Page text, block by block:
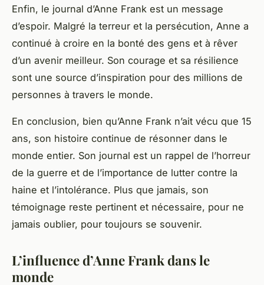
Enfin, le journal d’Anne Frank est un message
d’espoir. Malgré la terreur et la persécution, Anne a
continué à croire en la bonté des gens et à rêver
d’un avenir meilleur. Son courage et sa résilience
sont une source d’inspiration pour des millions de
personnes à travers le monde.
En conclusion, bien qu’Anne Frank n’ait vécu que 15
ans, son histoire continue de résonner dans le
monde entier. Son journal est un rappel de l’horreur
de la guerre et de l’importance de lutter contre la
haine et l’intolérance. Plus que jamais, son
témoignage reste pertinent et nécessaire, pour ne
jamais oublier, pour toujours se souvenir.
L’influence d’Anne Frank dans le
monde